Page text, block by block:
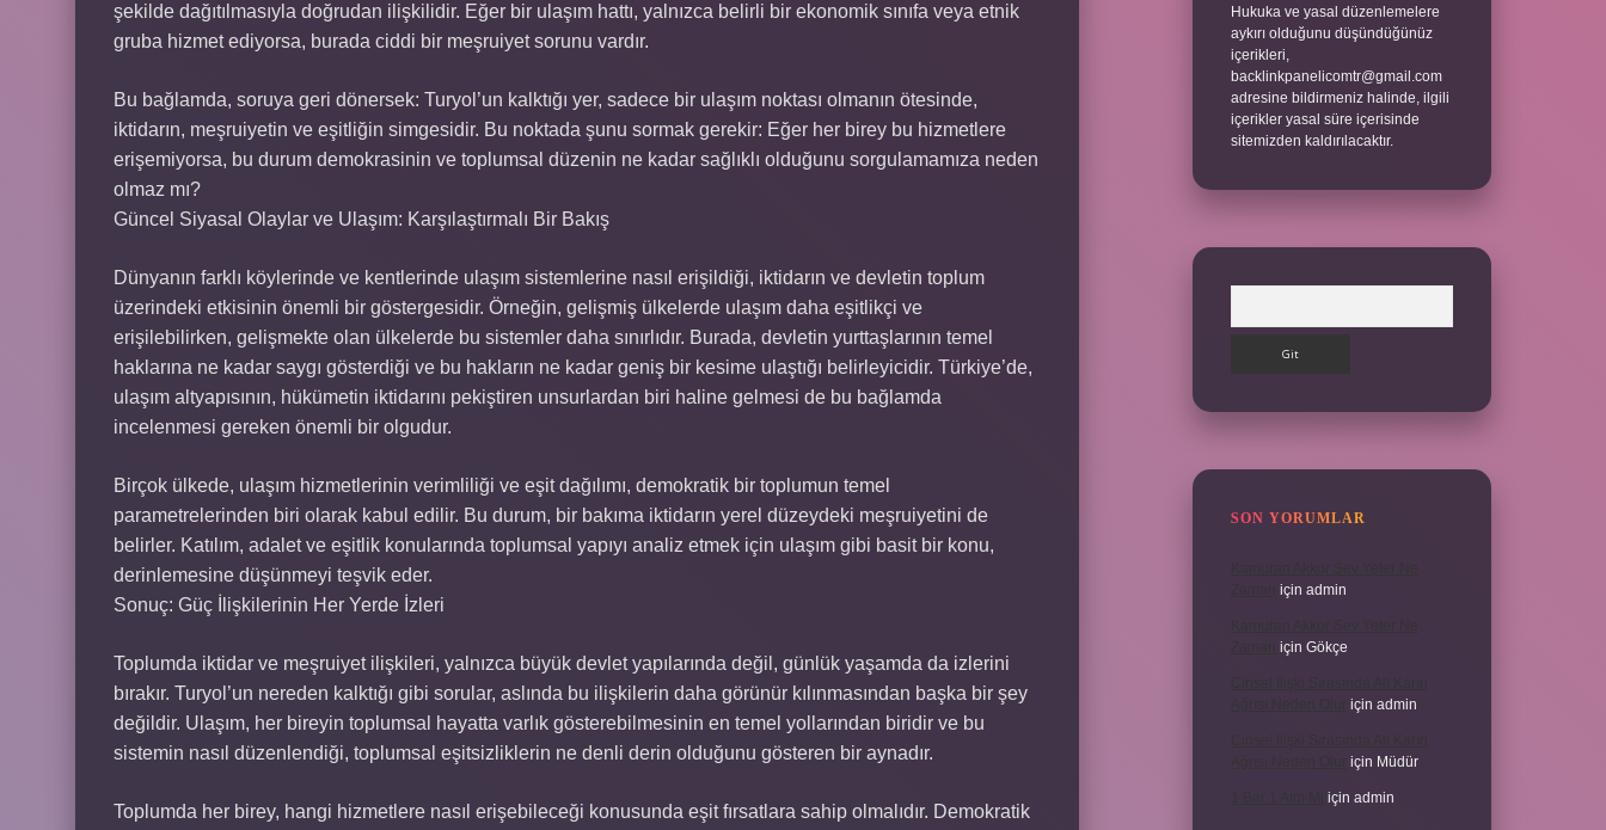
şekilde dağıtılmasıyla doğrudan ilişkilidir. Eğer bir ulaşım hattı, yalnızca belirli bir ekonomik sınıfa veya etnik
gruba hizmet ediyorsa, burada ciddi bir meşruiyet sorunu vardır.
Bu bağlamda, soruya geri dönersek: Turyol’un kalktığı yer, sadece bir ulaşım noktası olmanın ötesinde,
iktidarın, meşruiyetin ve eşitliğin simgesidir. Bu noktada şunu sormak gerekir: Eğer her birey bu hizmetlere
erişemiyorsa, bu durum demokrasinin ve toplumsal düzenin ne kadar sağlıklı olduğunu sorgulamamıza neden
olmaz mı?
Güncel Siyasal Olaylar ve Ulaşım: Karşılaştırmalı Bir Bakış
Dünyanın farklı köylerinde ve kentlerinde ulaşım sistemlerine nasıl erişildiği, iktidarın ve devletin toplum
üzerindeki etkisinin önemli bir göstergesidir. Örneğin, gelişmiş ülkelerde ulaşım daha eşitlikçi ve
erişilebilirken, gelişmekte olan ülkelerde bu sistemler daha sınırlıdır. Burada, devletin yurttaşlarının temel
haklarına ne kadar saygı gösterdiği ve bu hakların ne kadar geniş bir kesime ulaştığı belirleyicidir. Türkiye’de,
ulaşım altyapısının, hükümetin iktidarını pekiştiren unsurlardan biri haline gelmesi de bu bağlamda
incelenmesi gereken önemli bir olgudur.
Birçok ülkede, ulaşım hizmetlerinin verimliliği ve eşit dağılımı, demokratik bir toplumun temel
parametrelerinden biri olarak kabul edilir. Bu durum, bir bakıma iktidarın yerel düzeydeki meşruiyetini de
belirler. Katılım, adalet ve eşitlik konularında toplumsal yapıyı analiz etmek için ulaşım gibi basit bir konu,
derinlemesine düşünmeyi teşvik eder.
Sonuç: Güç İlişkilerinin Her Yerde İzleri
Toplumda iktidar ve meşruiyet ilişkileri, yalnızca büyük devlet yapılarında değil, günlük yaşamda da izlerini
bırakır. Turyol’un nereden kalktığı gibi sorular, aslında bu ilişkilerin daha görünür kılınmasından başka bir şey
değildir. Ulaşım, her bireyin toplumsal hayatta varlık gösterebilmesinin en temel yollarından biridir ve bu
sistemin nasıl düzenlendiği, toplumsal eşitsizliklerin ne denli derin olduğunu gösteren bir aynadır.
Toplumda her birey, hangi hizmetlere nasıl erişebileceği konusunda eşit fırsatlara sahip olmalıdır. Demokratik
Hukuka ve yasal düzenlemelere
aykırı olduğunu düşündüğünüz
içerikleri,
backlinkpanelicomtr@gmail.com
adresine bildirmeniz halinde, ilgili
içerikler yasal süre içerisinde
sitemizden kaldırılacaktır.
SON YORUMLAR
için admin
için Gökçe
için admin
için Müdür
için admin